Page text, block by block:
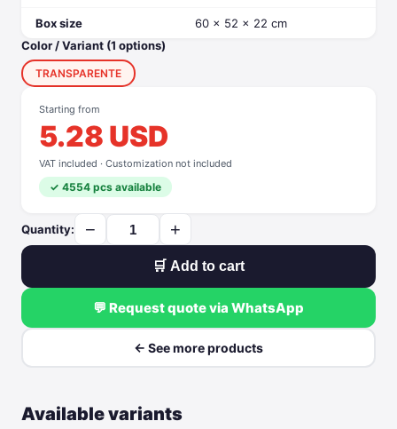
Box size
60 x 52 x 22 cm
Color / Variant (1 options)
TRANSPARENTE
Starting from
5.28 USD
VAT included · Customization not included
✓ 4554 pcs available
Quantity: − +
🛒 Add to cart
💬 Request quote via WhatsApp
← See more products
Available variants